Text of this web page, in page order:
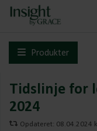
Produkter
Tidslinje for
2024
Opdateret: 08.04.2024